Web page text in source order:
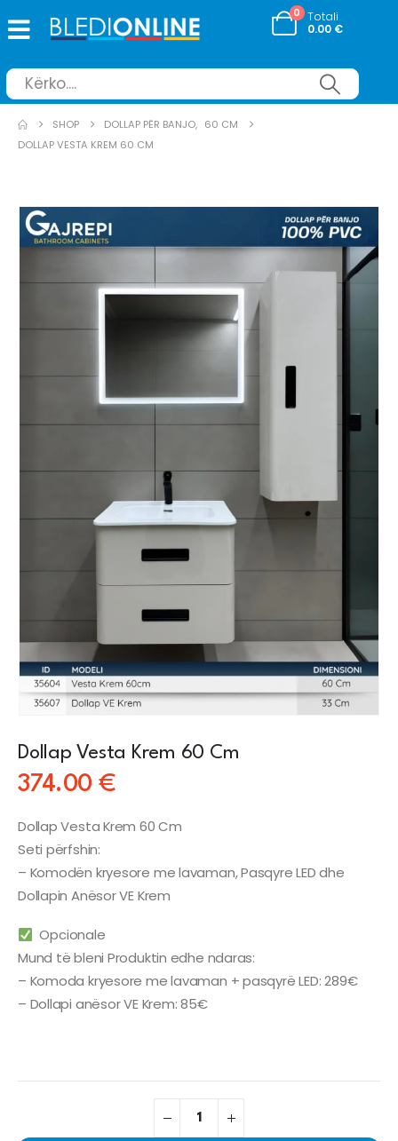
0 Totali
0.00 €
SHOP DOLLAP PËR BANJO, 60 CM
DOLLAP VESTA KREM 60 CM
Dollap Vesta Krem 60 Cm
374.00 €
Dollap Vesta Krem 60 Cm
Seti përfshin:
– Komodën kryesore me lavaman, Pasqyre LED dhe
Dollapin Anësor VE Krem
Opcionale
Mund të bleni Produktin edhe ndaras:
– Komoda kryesore me lavaman + pasqyrë LED: 289€
– Dollapi anësor VE Krem: 85€